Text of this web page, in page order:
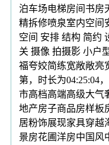
泊车场电梯房间书房
精拆修喷泉室内空间
空间 安排 结构 简约
关 摄像 拍摄影 小户
福夸姣简练宽敞敞亮
第，时长为04:25:04
市高档高端高级大气
地产房子商品房样板
居粉饰展现家具穿越
景房花圃洋房中国风